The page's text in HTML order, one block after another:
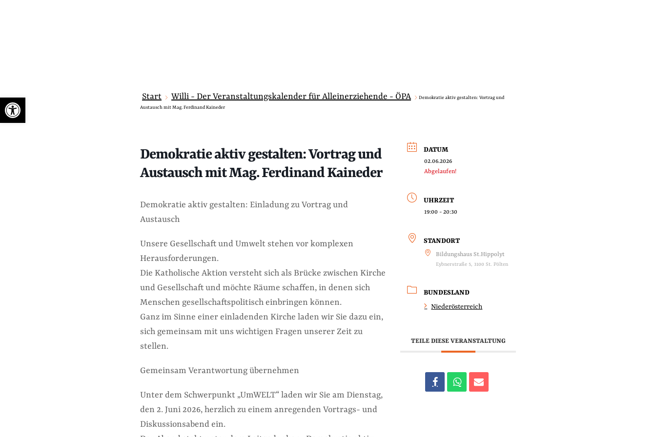
Werkzeugleiste öffnen Start Willi - Der Veranstaltungskalender für Alleinerziehende - ÖPA
Demokratie aktiv gestalten: Vortrag und
Austausch mit Mag. Ferdinand Kaineder
Demokratie aktiv gestalten: Vortrag und
Austausch mit Mag. Ferdinand Kaineder
Demokratie aktiv gestalten: Einladung zu Vortrag und
Austausch
Unsere Gesellschaft und Umwelt stehen vor komplexen
Herausforderungen.
Die Katholische Aktion versteht sich als Brücke zwischen Kirche
und Gesellschaft und möchte Räume schaffen, in denen sich
Menschen gesellschaftspolitisch einbringen können.
Ganz im Sinne einer einladenden Kirche laden wir Sie dazu ein,
sich gemeinsam mit uns wichtigen Fragen unserer Zeit zu
stellen.
Gemeinsam Verantwortung übernehmen
Unter dem Schwerpunkt „UmWELT“ laden wir Sie am Dienstag,
den 2. Juni 2026, herzlich zu einem anregenden Vortrags- und
Diskussionsabend ein.
DATUM
02.06.2026
Abgelaufen!
UHRZEIT
19:00 - 20:30
STANDORT
Bildungshaus St.Hippolyt
Eybnerstraße 5, 3100 St. Pölten
BUNDESLAND
Niederösterreich
TEILE DIESE VERANSTALTUNG